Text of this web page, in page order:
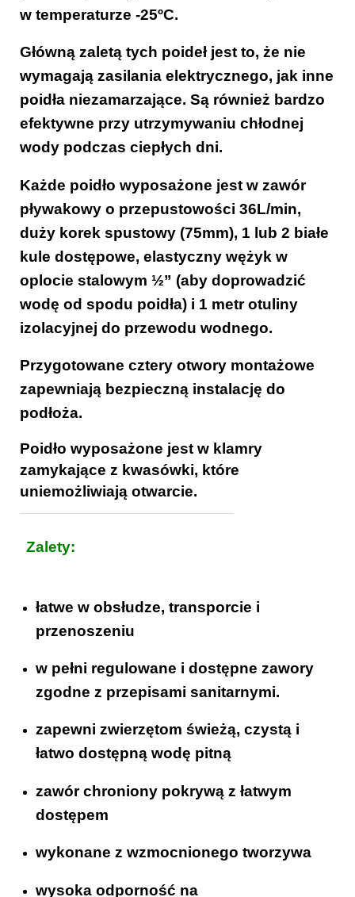
w temperaturze -25ºC.
Główną zaletą tych poideł jest to, że nie
wymagają zasilania elektrycznego, jak inne
poidła niezamarzające. Są również bardzo
efektywne przy utrzymywaniu chłodnej
wody podczas ciepłych dni.
Każde poidło wyposażone jest w zawór
pływakowy o przepustowości 36L/min,
duży korek spustowy (75mm), 1 lub 2 białe
kule dostępowe, elastyczny wężyk w
oplocie stalowym ½” (aby doprowadzić
wodę od spodu poidła) i 1 metr otuliny
izolacyjnej do przewodu wodnego.
Przygotowane cztery otwory montażowe
zapewniają bezpieczną instalację do
podłoża.
Poidło wyposażone jest w klamry
zamykające z kwasówki, które
uniemożliwiają otwarcie.
Zalety:
łatwe w obsłudze, transporcie i
przenoszeniu
w pełni regulowane i dostępne zawory
zgodne z przepisami sanitarnymi.
zapewni zwierzętom świeżą, czystą i
łatwo dostępną wodę pitną
zawór chroniony pokrywą z łatwym
dostępem
wykonane z wzmocnionego tworzywa
wysoka odporność na